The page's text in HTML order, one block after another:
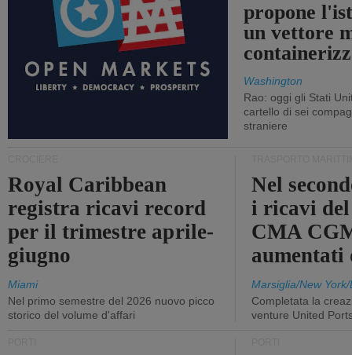
propone
un vettore
Washington
Rao: oggi gli Stati
cartello di sei
straniere
Royal Caribbean
registra ricavi record
per il trimestre aprile-
giugno
Miami
Nel primo semestre del 2026 nuovo picco
storico del volume d'affari
Nel
i ricavi
CMA
aumentati
Marsiglia/New
Completata la
venture United